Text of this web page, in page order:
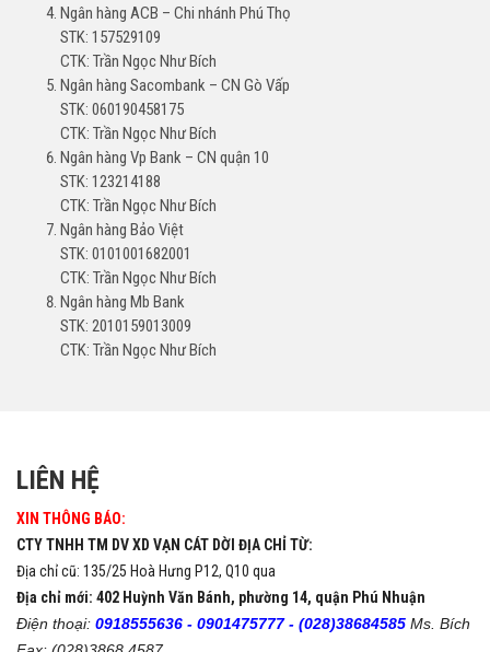
Ngân hàng ACB – Chi nhánh Phú Thọ
STK: 157529109
CTK: Trần Ngọc Như Bích
Ngân hàng Sacombank – CN Gò Vấp
STK: 060190458175
CTK: Trần Ngọc Như Bích
Ngân hàng Vp Bank – CN quận 10
STK: 123214188
CTK: Trần Ngọc Như Bích
Ngân hàng Bảo Việt
STK: 0101001682001
CTK: Trần Ngọc Như Bích
Ngân hàng Mb Bank
STK: 2010159013009
CTK: Trần Ngọc Như Bích
LIÊN HỆ
XIN THÔNG BÁO:
CTY TNHH TM DV XD VẠN CÁT DỜI ĐỊA CHỈ TỪ:
Địa chỉ cũ: 135/25 Hoà Hưng P12, Q10 qua
Địa chỉ mới: 402 Huỳnh Văn Bánh, phường 14, quận Phú Nhuận
Điện thoại: 0918555636 - 0901475777 - (028)38684585 Ms. Bích